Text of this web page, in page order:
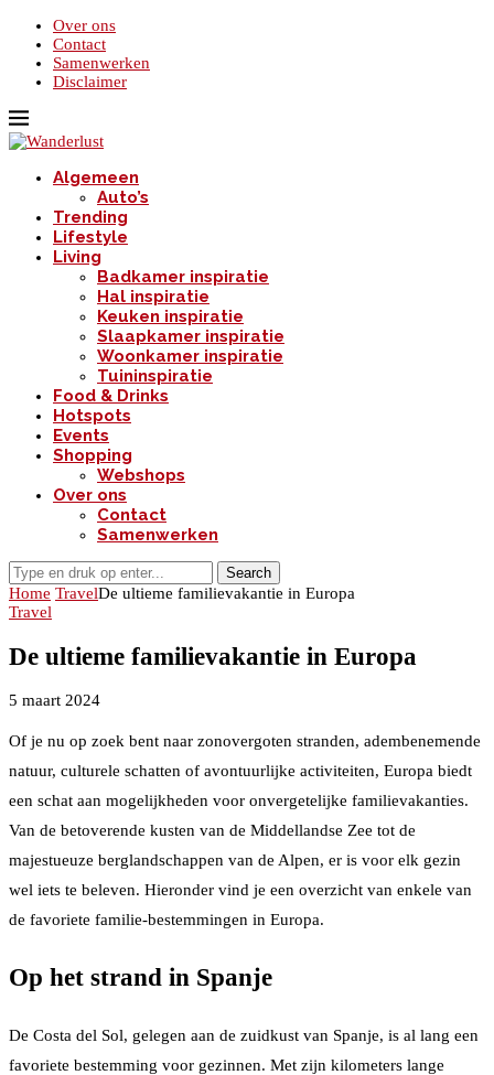
Over ons
Contact
Samenwerken
Disclaimer
Algemeen
Auto’s
Trending
Lifestyle
Living
Badkamer inspiratie
Hal inspiratie
Keuken inspiratie
Slaapkamer inspiratie
Woonkamer inspiratie
Tuininspiratie
Food & Drinks
Hotspots
Events
Shopping
Webshops
Over ons
Contact
Samenwerken
Search
Home TravelDe ultieme familievakantie in Europa
Travel
De ultieme familievakantie in Europa
5 maart 2024
Of je nu op zoek bent naar zonovergoten stranden, adembenemende
natuur, culturele schatten of avontuurlijke activiteiten, Europa biedt
een schat aan mogelijkheden voor onvergetelijke familievakanties.
Van de betoverende kusten van de Middellandse Zee tot de
majestueuze berglandschappen van de Alpen, er is voor elk gezin
wel iets te beleven. Hieronder vind je een overzicht van enkele van
de favoriete familie-bestemmingen in Europa.
Op het strand in Spanje
De Costa del Sol, gelegen aan de zuidkust van Spanje, is al lang een
favoriete bestemming voor gezinnen. Met zijn kilometers lange